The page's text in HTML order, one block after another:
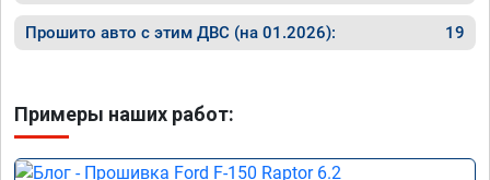
Прошито авто с этим ДВС (на 01.2026): 19
Примеры наших работ: